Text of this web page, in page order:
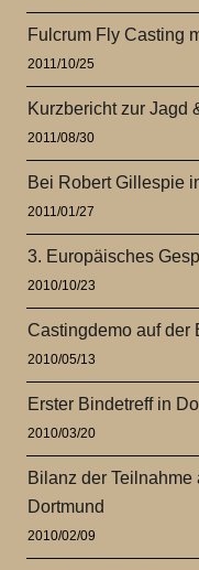
Fulcrum Fly Casting
2011/10/25
Kurzbericht zur Jagd
2011/08/30
Bei Robert Gillespie
2011/01/27
3. Europäisches
2010/10/23
Castingdemo auf der
2010/05/13
Erster Bindetreff in
2010/03/20
Bilanz der
Dortmund
2010/02/09